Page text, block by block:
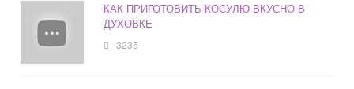
КАК ПРИГОТОВИТЬ КОСУЛЮ ВКУСНО В
ДУХОВКЕ
3235